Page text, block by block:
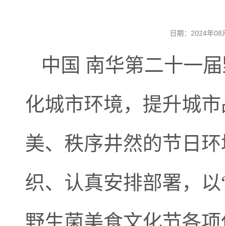
日期：2024年
中国 南华第二十一
化城市环境，提升城
美、秩序井然的节日
织、认真安排部署，